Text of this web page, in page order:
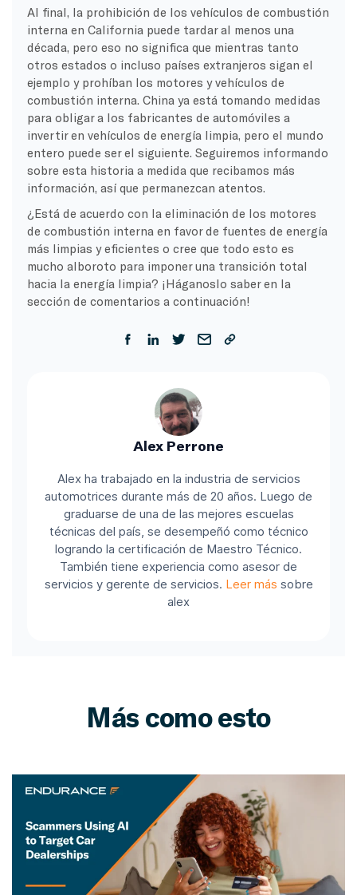
Al final, la prohibición de los vehículos de combustión
interna en California puede tardar al menos una
década, pero eso no significa que mientras tanto
otros estados o incluso países extranjeros sigan el
ejemplo y prohíban los motores y vehículos de
combustión interna. China ya está tomando medidas
para obligar a los fabricantes de automóviles a
invertir en vehículos de energía limpia, pero el mundo
entero puede ser el siguiente. Seguiremos informando
sobre esta historia a medida que recibamos más
información, así que permanezcan atentos.
¿Está de acuerdo con la eliminación de los motores
de combustión interna en favor de fuentes de energía
más limpias y eficientes o cree que todo esto es
mucho alboroto para imponer una transición total
hacia la energía limpia? ¡Háganoslo saber en la
sección de comentarios a continuación!
Alex Perrone
Alex ha trabajado en la industria de servicios
automotrices durante más de 20 años. Luego de
graduarse de una de las mejores escuelas
técnicas del país, se desempeñó como técnico
logrando la certificación de Maestro Técnico.
También tiene experiencia como asesor de
servicios y gerente de servicios. Leer más sobre
alex
Más como esto